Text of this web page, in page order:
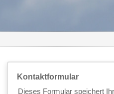
Kontaktformular
Dieses Formular speichert